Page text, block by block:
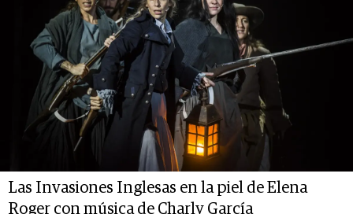
Las Invasiones Inglesas en la piel de Elena
Roger con música de Charly García